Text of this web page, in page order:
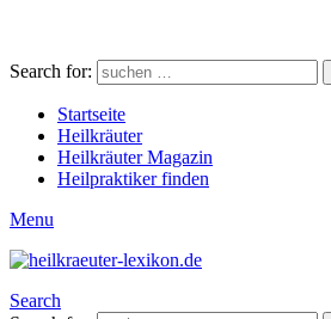
Search for:
Startseite
Heilkräuter
Heilkräuter Magazin
Heilpraktiker finden
Menu
Search